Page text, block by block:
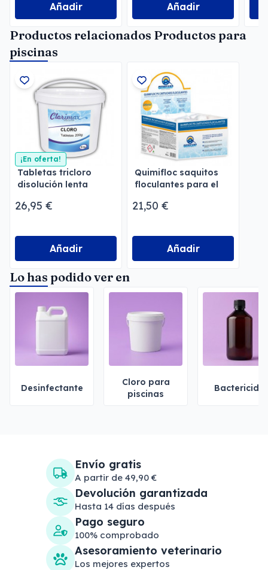
Añadir Añadir
Productos relacionados Productos para
piscinas
¡En oferta!
Tabletas tricloro
disolución lenta
26,95 €
Añadir
Quimifloc saquitos
floculantes para el
21,50 €
Añadir
Lo has podido ver en
Desinfectante
Cloro para
piscinas
Bactericida
Envío gratis
A partir de 49,90 €
Devolución garantizada
Hasta 14 días después
Pago seguro
100% comprobado
Asesoramiento veterinario
Los mejores expertos